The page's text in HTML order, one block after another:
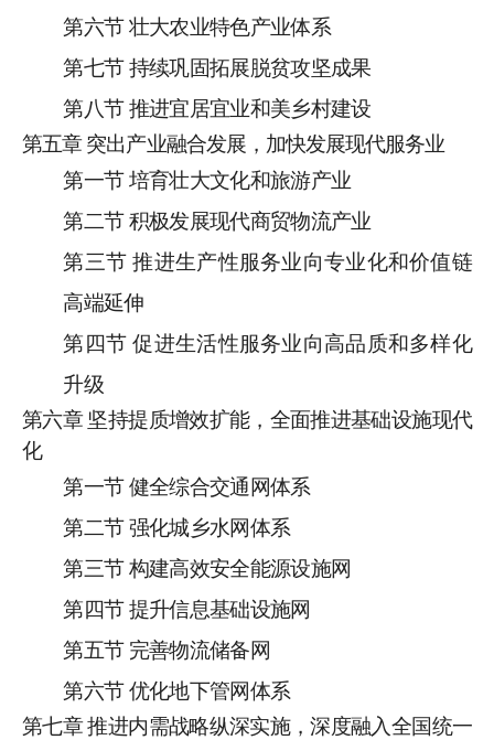
第六节 壮大农业特色产业体系
第七节 持续巩固拓展脱贫攻坚成果
第八节 推进宜居宜业和美乡村建设
第五章 突出产业融合发展，加快发展现代服务业
第一节 培育壮大文化和旅游产业
第二节 积极发展现代商贸物流产业
第三节 推进生产性服务业向专业化和价值链
高端延伸
第四节 促进生活性服务业向高品质和多样化
升级
第六章 坚持提质增效扩能，全面推进基础设施现代
化
第一节 健全综合交通网体系
第二节 强化城乡水网体系
第三节 构建高效安全能源设施网
第四节 提升信息基础设施网
第五节 完善物流储备网
第六节 优化地下管网体系
第七章 推进内需战略纵深实施，深度融入全国统一